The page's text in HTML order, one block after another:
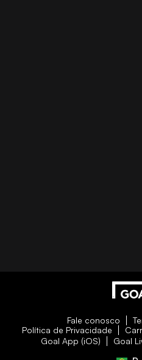
Fale conosco
Política de Privacidade
Goal App (iOS)
Goal